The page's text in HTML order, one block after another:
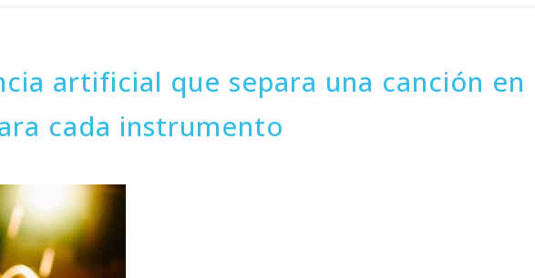
artificial que separa una canción en
cada instrumento